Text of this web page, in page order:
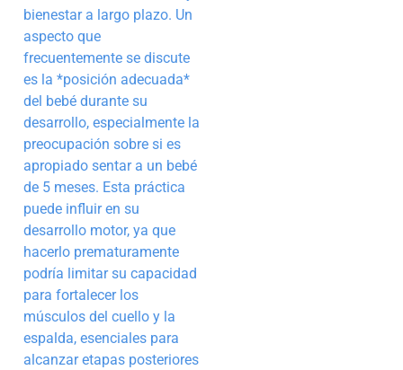
bienestar a largo plazo. Un
aspecto que
frecuentemente se discute
es la *posición adecuada*
del bebé durante su
desarrollo, especialmente la
preocupación sobre si es
apropiado sentar a un bebé
de 5 meses. Esta práctica
puede influir en su
desarrollo motor, ya que
hacerlo prematuramente
podría limitar su capacidad
para fortalecer los
músculos del cuello y la
espalda, esenciales para
alcanzar etapas posteriores